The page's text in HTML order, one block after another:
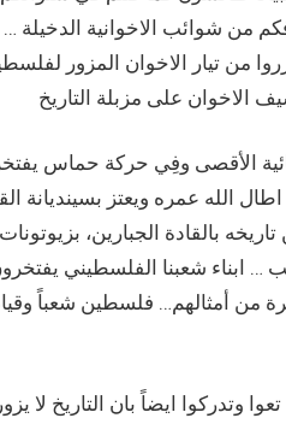
من شوائب الاخوانية
من تيار الاخوان المزور
الأقصى وفِي حركة حماس
اطال الله عمره ويعتز
بالقادة الجبارين،
ابناء شعبنا الفلسطيني
من أمثالهم… فلسطين شعباً
ايضاً بان التاريخ لا